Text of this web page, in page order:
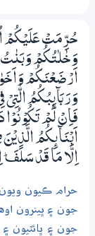
حُرِّمَتْ عَلَيْكُمْ
وَخٰلٰـتُكُمْ
اَرْضَعْنَكُمْ
وَرَبَاۗىِٕبُكُمُ الّٰتِيْ
فَاِنْ لَّمْ
اَبْنَاۗىِٕكُمُ
اِلَّا مَا قَدْ سَلَفَ
حرام ڪيون ويون
جون ۽ ڀينرون
جون ۽ ڀائٽيون ۽